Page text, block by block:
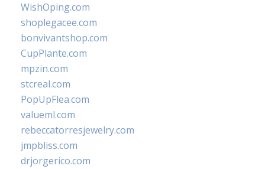
WishOping.com
shoplegacee.com
bonvivantshop.com
CupPlante.com
mpzin.com
stcreal.com
PopUpFlea.com
valueml.com
rebeccatorresjewelry.com
jmpbliss.com
drjorgerico.com